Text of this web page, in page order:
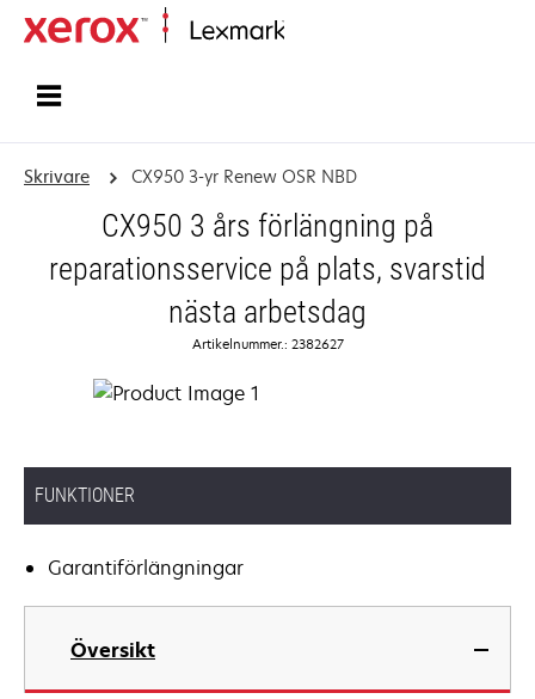
Skrivare CX950 3-yr Renew OSR NBD
CX950 3 års förlängning på
reparationsservice på plats, svarstid
nästa arbetsdag
Artikelnummer.: 2382627
FUNKTIONER
Garantiförlängningar
Översikt